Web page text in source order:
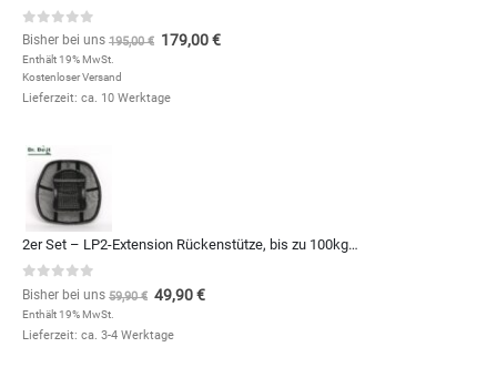
0out of 5
Bisher bei uns 195,00€ 179,00€
Enthält 19% MwSt.
Kostenloser Versand
Lieferzeit: ca. 10 Werktage
2er Set – LP2-Extension Rückenstütze, bis zu 100kg – 10€ günstiger
0 out of 5
Bisher bei uns 59,90€ 49,90€
Enthält 19% MwSt.
Lieferzeit: ca. 3-4 Werktage